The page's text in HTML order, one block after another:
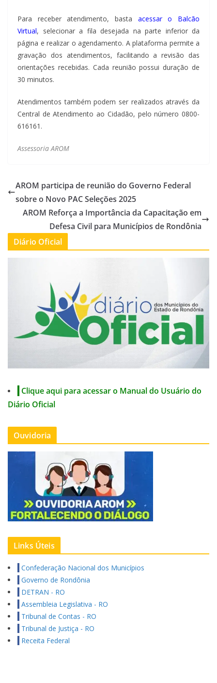
Para receber atendimento, basta acessar o Balcão
Virtual, selecionar a fila desejada na parte inferior da
página e realizar o agendamento. A plataforma permite a
gravação dos atendimentos, facilitando a revisão das
orientações recebidas. Cada reunião possui duração de
30 minutos.
Atendimentos também podem ser realizados através da
Central de Atendimento ao Cidadão, pelo número 0800-
616161.
Assessoria AROM
AROM participa de reunião do Governo Federal
sobre o Novo PAC Seleções 2025
AROM Reforça a Importância da Capacitação em
Defesa Civil para Municípios de Rondônia
Diário Oficial
Clique aqui para acessar o Manual do Usuário do
Diário Oficial
Ouvidoria
Links Úteis
Confederação Nacional dos Municípios
Governo de Rondônia
DETRAN - RO
Assembleia Legislativa - RO
Tribunal de Contas - RO
Tribunal de Justiça - RO
Receita Federal